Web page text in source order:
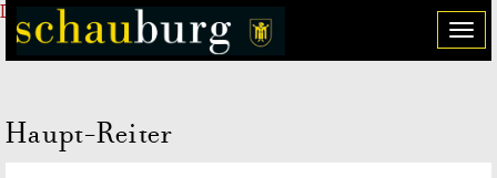
Direkt zum Inhalt
T
o
Haupt-Reiter